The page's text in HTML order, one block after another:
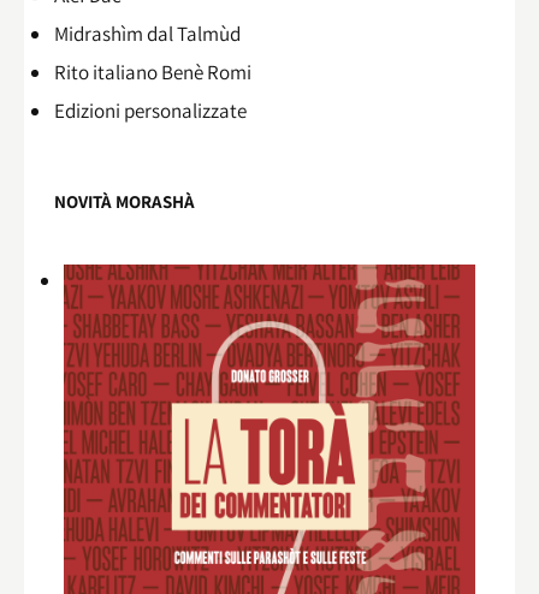
Midrashìm dal Talmùd
Rito italiano Benè Romi​
Edizioni personalizzate
NOVITÀ MORASHÀ